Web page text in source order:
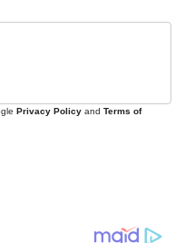
Privacy Policy and Terms of